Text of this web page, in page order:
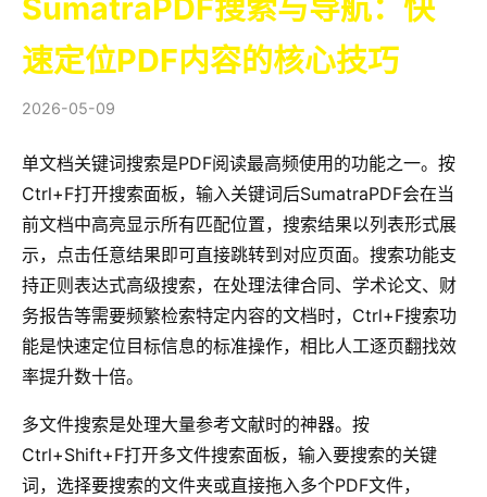
SumatraPDF搜索与导航：快
速定位PDF内容的核心技巧
2026-05-09
单文档关键词搜索是PDF阅读最高频使用的功能之一。按
Ctrl+F打开搜索面板，输入关键词后SumatraPDF会在当
前文档中高亮显示所有匹配位置，搜索结果以列表形式展
示，点击任意结果即可直接跳转到对应页面。搜索功能支
持正则表达式高级搜索，在处理法律合同、学术论文、财
务报告等需要频繁检索特定内容的文档时，Ctrl+F搜索功
能是快速定位目标信息的标准操作，相比人工逐页翻找效
率提升数十倍。
多文件搜索是处理大量参考文献时的神器。按
Ctrl+Shift+F打开多文件搜索面板，输入要搜索的关键
词，选择要搜索的文件夹或直接拖入多个PDF文件，